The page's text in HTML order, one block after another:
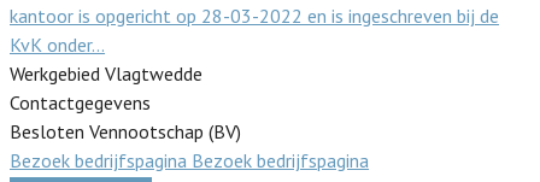
kantoor is opgericht op 28-03-2022 en is ingeschreven bij de
KvK onder…
Werkgebied Vlagtwedde
Contactgegevens
Besloten Vennootschap (BV)
Bezoek bedrijfspagina Bezoek bedrijfspagina